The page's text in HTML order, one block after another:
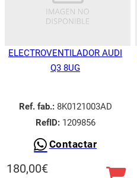
ELECTROVENTILADOR AUDI
Q3 8UG
Ref. fab.:8K0121003AD
RefID:1209856
Contactar
180,00€